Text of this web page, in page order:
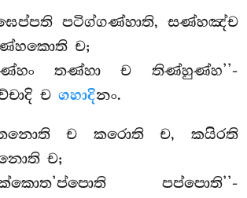
පටිග්ගණ්හාති, සණ්හඤ්ච
ච;
තණ්හා ච තිණ්හුණ්හ’’-
ච ගහාදිනං.
ච කරොති ච, කයිරති
ච;
පප්පොති’’-